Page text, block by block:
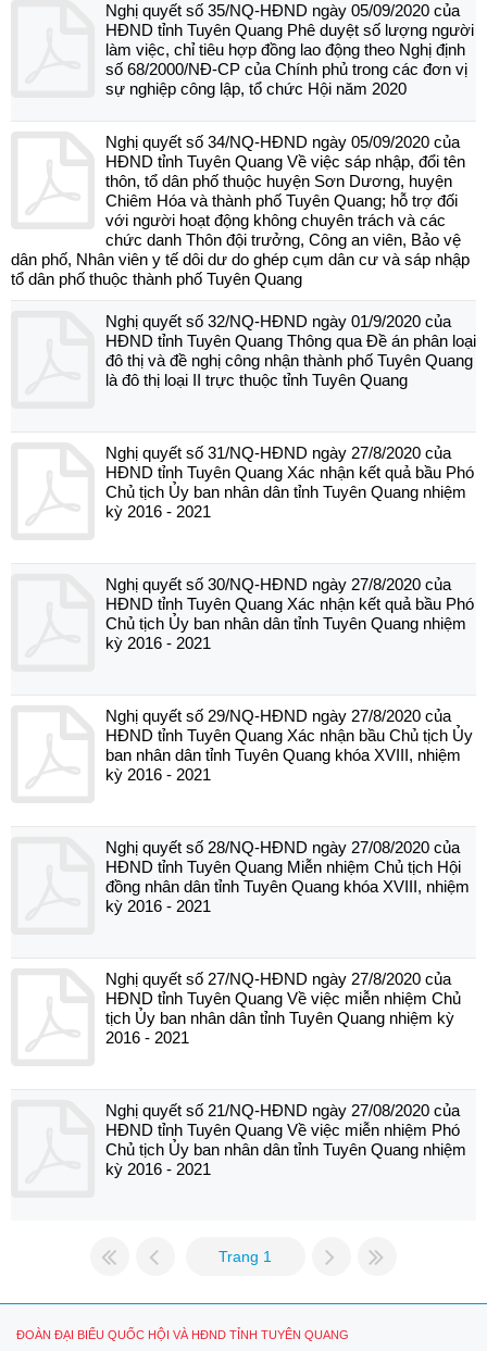
Nghị quyết số 35/NQ-HĐND ngày 05/09/2020 của
HĐND tỉnh Tuyên Quang Phê duyệt số lượng người
làm việc, chỉ tiêu hợp đồng lao động theo Nghị định
số 68/2000/NĐ-CP của Chính phủ trong các đơn vị
sự nghiệp công lập, tổ chức Hội năm 2020
Nghị quyết số 34/NQ-HĐND ngày 05/09/2020 của
HĐND tỉnh Tuyên Quang Về việc sáp nhập, đổi tên
thôn, tổ dân phố thuộc huyện Sơn Dương, huyện
Chiêm Hóa và thành phố Tuyên Quang; hỗ trợ đối
với người hoạt động không chuyên trách và các
chức danh Thôn đội trưởng, Công an viên, Bảo vệ
dân phố, Nhân viên y tế dôi dư do ghép cụm dân cư và sáp nhập
tổ dân phố thuộc thành phố Tuyên Quang
Nghị quyết số 32/NQ-HĐND ngày 01/9/2020 của
HĐND tỉnh Tuyên Quang Thông qua Đề án phân loại
đô thị và đề nghị công nhận thành phố Tuyên Quang
là đô thị loại II trực thuộc tỉnh Tuyên Quang
Nghị quyết số 31/NQ-HĐND ngày 27/8/2020 của
HĐND tỉnh Tuyên Quang Xác nhận kết quả bầu Phó
Chủ tịch Ủy ban nhân dân tỉnh Tuyên Quang nhiệm
kỳ 2016 - 2021
Nghị quyết số 30/NQ-HĐND ngày 27/8/2020 của
HĐND tỉnh Tuyên Quang Xác nhận kết quả bầu Phó
Chủ tịch Ủy ban nhân dân tỉnh Tuyên Quang nhiệm
kỳ 2016 - 2021
Nghị quyết số 29/NQ-HĐND ngày 27/8/2020 của
HĐND tỉnh Tuyên Quang Xác nhận bầu Chủ tịch Ủy
ban nhân dân tỉnh Tuyên Quang khóa XVIII, nhiệm
kỳ 2016 - 2021
Nghị quyết số 28/NQ-HĐND ngày 27/08/2020 của
HĐND tỉnh Tuyên Quang Miễn nhiệm Chủ tịch Hội
đồng nhân dân tỉnh Tuyên Quang khóa XVIII, nhiệm
kỳ 2016 - 2021
Nghị quyết số 27/NQ-HĐND ngày 27/8/2020 của
HĐND tỉnh Tuyên Quang Về việc miễn nhiệm Chủ
tịch Ủy ban nhân dân tỉnh Tuyên Quang nhiệm kỳ
2016 - 2021
Nghị quyết số 21/NQ-HĐND ngày 27/08/2020 của
HĐND tỉnh Tuyên Quang Về việc miễn nhiệm Phó
Chủ tịch Ủy ban nhân dân tỉnh Tuyên Quang nhiệm
kỳ 2016 - 2021
Trang 1
ĐOÀN ĐẠI BIỂU QUỐC HỘI VÀ HĐND TỈNH TUYÊN QUANG